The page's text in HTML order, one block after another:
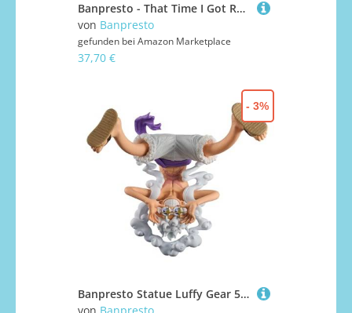
Banpresto - That Time I Got Reincarnated as a Slime: Ramiris, Bandai-Spirits-Figur
von Banpresto
gefunden bei Amazon Marketplace
37,70 €
Banpresto Statue Luffy Gear 5 Mit Brille 15 cm
- 3%